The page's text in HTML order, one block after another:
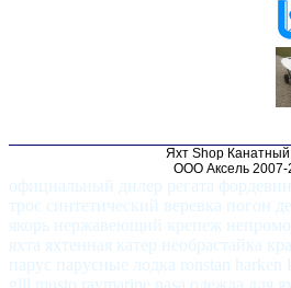
Яхт Shop
ООО Аксель 2007-
официальный дилер регата
трос синтетический веревка погон
якорь нержавеющий крепеж
яхта яхтенная катер необрастайка
парус парусные лодка ronstan
gill musto raymarine nasa одежда для